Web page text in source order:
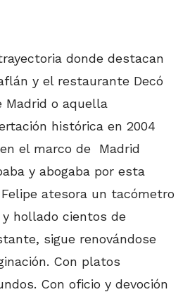
donde destacan
y el restaurante Decó
Madrid o aquella
histórica en 2004
el marco de Madrid
y abogaba por esta
atesora un tacómetro
hollado cientos de
sigue renovándose
Con platos
Con oficio y devoción